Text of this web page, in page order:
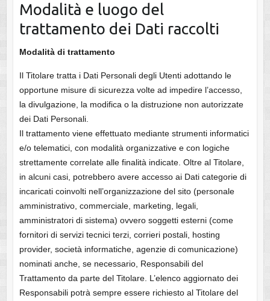
Modalità e luogo del
trattamento dei Dati raccolti
Modalità di trattamento
Il Titolare tratta i Dati Personali degli Utenti adottando le
opportune misure di sicurezza volte ad impedire l’accesso,
la divulgazione, la modifica o la distruzione non autorizzate
dei Dati Personali.
Il trattamento viene effettuato mediante strumenti informatici
e/o telematici, con modalità organizzative e con logiche
strettamente correlate alle finalità indicate. Oltre al Titolare,
in alcuni casi, potrebbero avere accesso ai Dati categorie di
incaricati coinvolti nell’organizzazione del sito (personale
amministrativo, commerciale, marketing, legali,
amministratori di sistema) ovvero soggetti esterni (come
fornitori di servizi tecnici terzi, corrieri postali, hosting
provider, società informatiche, agenzie di comunicazione)
nominati anche, se necessario, Responsabili del
Trattamento da parte del Titolare. L’elenco aggiornato dei
Responsabili potrà sempre essere richiesto al Titolare del